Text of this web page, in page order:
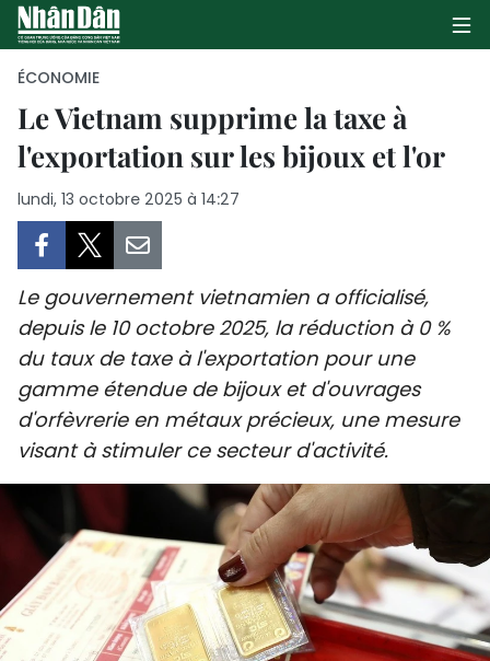
PAGE D'ACCUEIL
POLITIQUE
SOCIÉTÉ
CULTURE
TOURISME
ENVIRONNEMENT
SPORT
FRANCOPHONIE
PAYS NATAL
ÉCONOMIE
Le Vietnam supprime la taxe à
l'exportation sur les bijoux et l'or
lundi, 13 octobre 2025 à 14:27
Le gouvernement vietnamien a officialisé,
depuis le 10 octobre 2025, la réduction à 0 %
du taux de taxe à l'exportation pour une
gamme étendue de bijoux et d'ouvrages
d'orfèvrerie en métaux précieux, une mesure
visant à stimuler ce secteur d'activité.